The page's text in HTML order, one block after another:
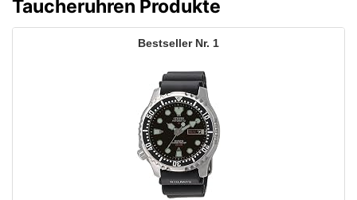
Taucheruhren Produkte
1